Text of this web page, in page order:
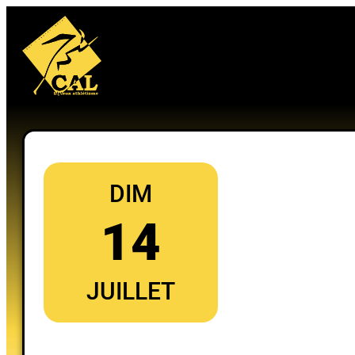
contenu
DIM
14
JUILLET